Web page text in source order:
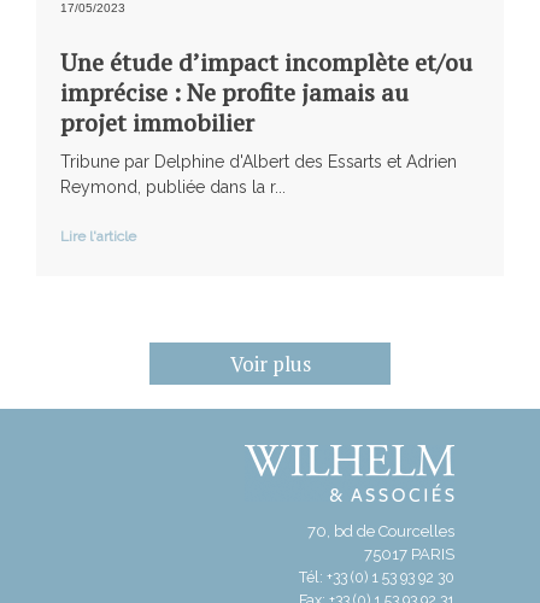
17/05/2023
Une étude d’impact incomplète et/ou
imprécise : Ne profite jamais au
projet immobilier
Tribune par Delphine d'Albert des Essarts et Adrien
Reymond, publiée dans la r...
Lire l'article
Voir plus
70, bd de Courcelles
75017 PARIS
Tél: +33 (0) 1 53 93 92 30